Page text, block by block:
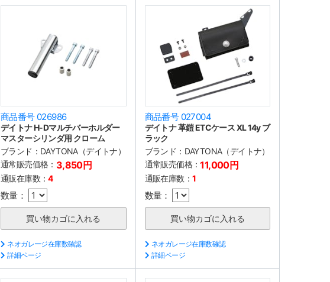
商品番号 026986
デイトナ H-Dマルチバーホルダー
マスターシリンダ用 クローム
ブランド： DAYTONA（デイトナ）
通常販売価格： 3,850円
通販在庫数：4
数量：
ネオガレージ在庫数確認
詳細ページ
商品番号 027004
デイトナ 革鎧 ETCケース XL 14y ブ
ラック
ブランド： DAYTONA（デイトナ）
通常販売価格：11,000円
通販在庫数： 1
数量：
ネオガレージ在庫数確認
詳細ページ